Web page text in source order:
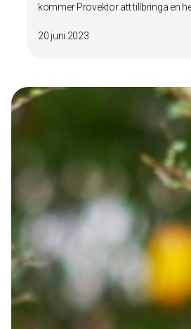
kommer Provektor att tillbringa en
20 juni 2023